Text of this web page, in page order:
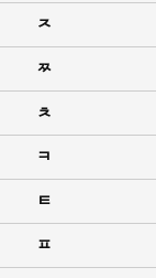
ㅈ
ㅉ
ㅊ
ㅋ
ㅌ
ㅍ